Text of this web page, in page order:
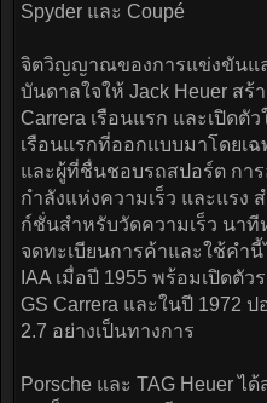
Spyder และ Coupé
จิตวิญญาณของการแข่งขันแล
บันดาลใจให้ Jack Heuer ส
Carrera เรือนแรก และเปิดตั
เรือนแรกที่ออกแบบมาโดยเ
และผู้ที่ชื่นชอบรถสปอร์ต กา
กำลังแห่งความเร็ว และแรง
ก์ชั่นสำหรับวัดความเร็ว นาที
จดทะเบียนการค้าและใช้คำ
IAA เมื่อปี 1955 พร้อมเปิดตั
GS Carrera และในปี 1972 ป
2.7 อย่างเป็นทางการ
Porsche และ TAG Heuer ไ